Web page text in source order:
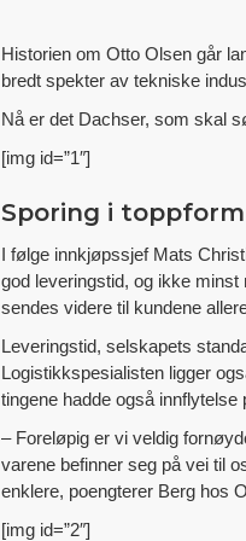
Historien om Otto Olsen går
bredt spekter av tekniske
Nå er det Dachser, som skal
[img id=”1″]
Sporing i toppform
I følge innkjøpssjef Mats
god leveringstid, og ikke
sendes videre til kundene
Leveringstid, selskapets
Logistikkspesialisten ligger
tingene hadde også
– Foreløpig er vi veldig
varene befinner seg på vei til
enklere, poengterer Berg hos
[img id=”2″]